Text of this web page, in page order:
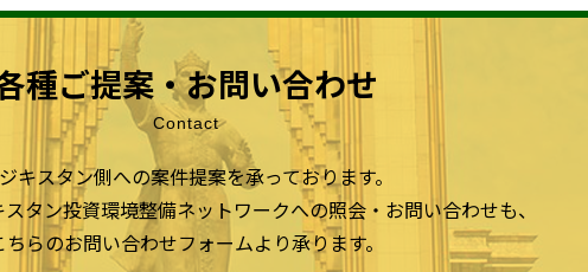
種ご提案・お問い合わせ
Contact
キスタン側への案件提案を承っております。
スタン投資環境整備ネットワークへの照会・お問い合わせも、
ちらのお問い合わせフォームより承ります。